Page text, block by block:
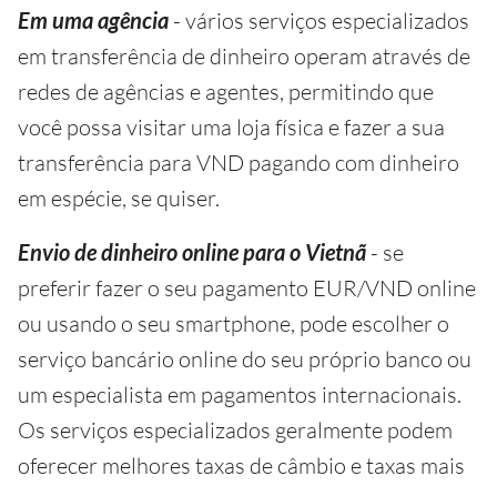
Em uma agência - vários serviços especializados
em transferência de dinheiro operam através de
redes de agências e agentes, permitindo que
você possa visitar uma loja física e fazer a sua
transferência para VND pagando com dinheiro
em espécie, se quiser.
Envio de dinheiro online para o Vietnã - se
preferir fazer o seu pagamento EUR/VND online
ou usando o seu smartphone, pode escolher o
serviço bancário online do seu próprio banco ou
um especialista em pagamentos internacionais.
Os serviços especializados geralmente podem
oferecer melhores taxas de câmbio e taxas mais